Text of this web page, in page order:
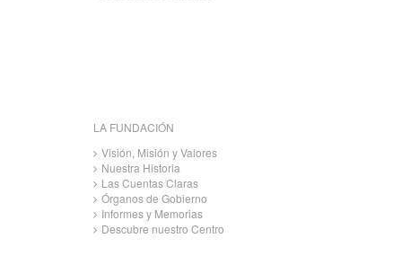
LA FUNDACIÓN
Visión, Misión y Valores
Nuestra Historia
Las Cuentas Claras
Órganos de Gobierno
Informes y Memorias
Descubre nuestro Centro